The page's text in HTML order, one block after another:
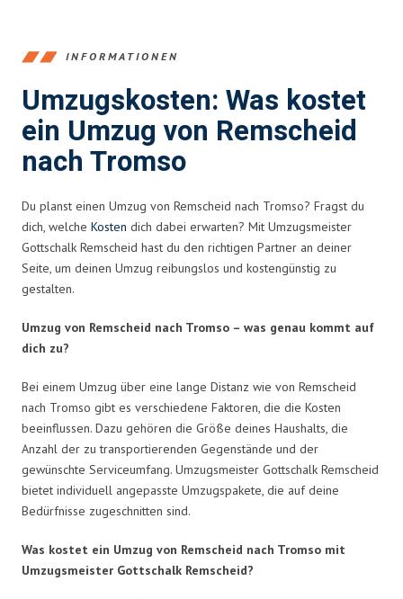
INFORMATIONEN
Umzugskosten: Was kostet
ein Umzug von Remscheid
nach Tromso
Du planst einen Umzug von Remscheid nach Tromso? Fragst du
dich, welche Kosten dich dabei erwarten? Mit Umzugsmeister
Gottschalk Remscheid hast du den richtigen Partner an deiner
Seite, um deinen Umzug reibungslos und kostengünstig zu
gestalten.
Umzug von Remscheid nach Tromso – was genau kommt auf
dich zu?
Bei einem Umzug über eine lange Distanz wie von Remscheid
nach Tromso gibt es verschiedene Faktoren, die die Kosten
beeinflussen. Dazu gehören die Größe deines Haushalts, die
Anzahl der zu transportierenden Gegenstände und der
gewünschte Serviceumfang. Umzugsmeister Gottschalk Remscheid
bietet individuell angepasste Umzugspakete, die auf deine
Bedürfnisse zugeschnitten sind.
Was kostet ein Umzug von Remscheid nach Tromso mit
Umzugsmeister Gottschalk Remscheid?